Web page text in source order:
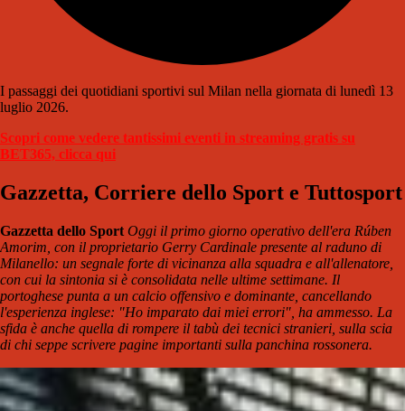
I passaggi dei quotidiani sportivi sul Milan nella giornata di lunedì 13
luglio 2026.
Scopri come vedere tantissimi eventi in streaming gratis su
BET365, clicca qui
Gazzetta, Corriere dello Sport e Tuttosport
Gazzetta dello Sport Oggi il primo giorno operativo dell'era Rúben
Amorim, con il proprietario Gerry Cardinale presente al raduno di
Milanello: un segnale forte di vicinanza alla squadra e all'allenatore,
con cui la sintonia si è consolidata nelle ultime settimane. Il
portoghese punta a un calcio offensivo e dominante, cancellando
l'esperienza inglese: "Ho imparato dai miei errori", ha ammesso. La
sfida è anche quella di rompere il tabù dei tecnici stranieri, sulla scia
di chi seppe scrivere pagine importanti sulla panchina rossonera.